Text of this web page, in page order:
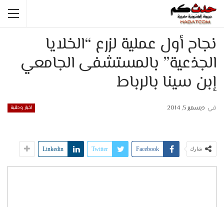
نجاح أول عملية لزرع “الخلايا
الجذعية” بالمستشفى الجامعي
إبن سينا بالرباط
اخبار وطنية في ديسمبر 5, 2014
شارك Facebook
Twitter
Linkedin